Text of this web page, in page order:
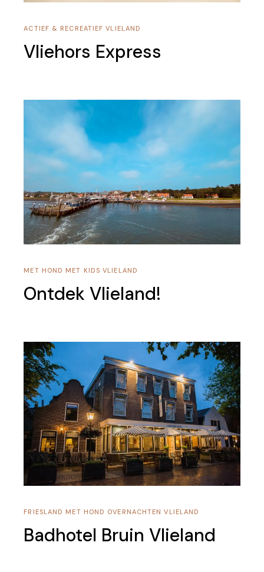
ACTIEF & RECREATIEFVLIELAND
Vliehors Express
MET HONDMET KIDSVLIELAND
Ontdek Vlieland!
FRIESLANDMET HOND OVERNACHTENVLIELAND
Badhotel Bruin Vlieland